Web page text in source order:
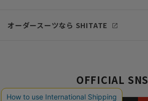
オーダースーツなら SHITATE
OFFICIAL SNS